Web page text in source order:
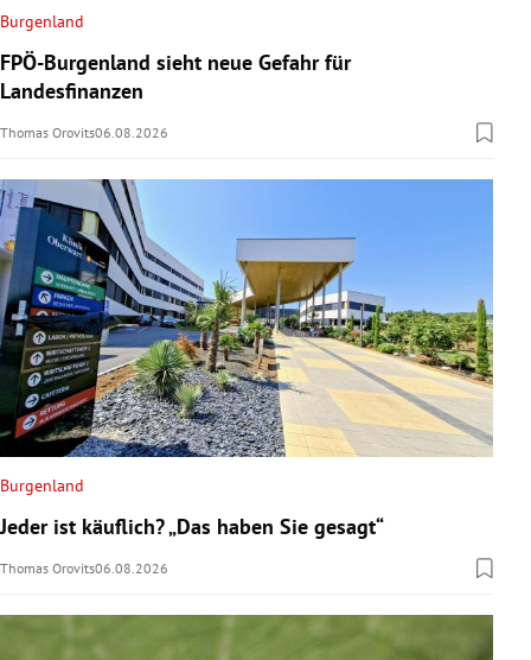
Burgenland
FPÖ-Burgenland sieht neue Gefahr für
Landesfinanzen
Thomas Orovits06.08.2026
Burgenland
Jeder ist käuflich? „Das haben Sie gesagt“
Thomas Orovits06.08.2026